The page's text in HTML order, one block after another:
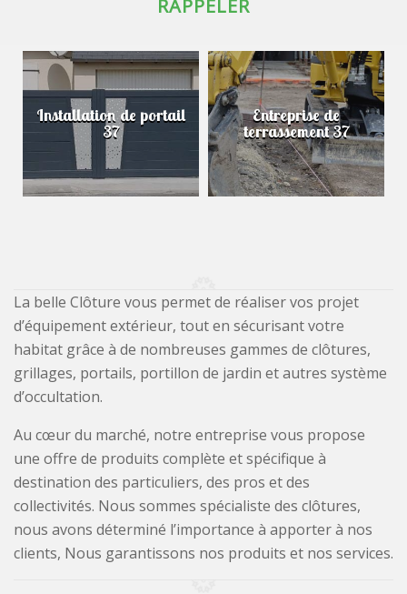
Installation de portail
37
Entreprise de
terrassement 37
La belle Clôture vous permet de réaliser vos projet
d’équipement extérieur, tout en sécurisant votre
habitat grâce à de nombreuses gammes de clôtures,
grillages, portails, portillon de jardin et autres système
d’occultation.
Au cœur du marché, notre entreprise vous propose
une offre de produits complète et spécifique à
destination des particuliers, des pros et des
collectivités. Nous sommes spécialiste des clôtures,
nous avons déterminé l’importance à apporter à nos
clients, Nous garantissons nos produits et nos services.